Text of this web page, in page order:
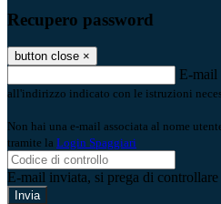
Recupero password
button close ×
E-mail
all'indirizzo indicato con le istruzioni
Non hai una e-mail associata al nome
tramite la Login Spaggiari
E-mail inviata, si prega di